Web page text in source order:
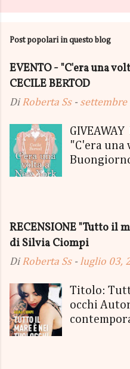
Post popolari in questo blog
EVENTO - "C'era una
CECILE BERTOD
DiRoberta Ss - settembre
GIVEAWAY
"C'era una
lanciamo il
05 Ottobre
New York",
Un
Premio,
in Un bel
Copia
"tutto ma
RECENSIONE "Tutto il
di Silvia Ciompi
DiRoberta Ss - luglio 03,
Titolo:
occhi